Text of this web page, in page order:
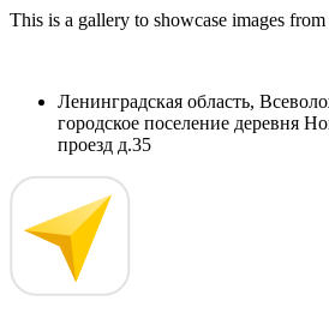
This is a gallery to showcase images
Ленинградская область,
городское поселение деревня
проезд д.35